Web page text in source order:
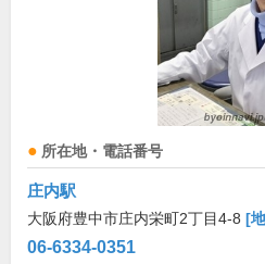
所在地・電話番号
庄内駅
大阪府豊中市庄内栄町2丁目4-8 [
06-6334-0351